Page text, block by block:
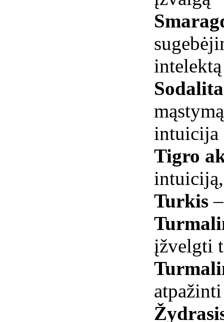
intuicija
Tigro
Turkis
įžvelgti